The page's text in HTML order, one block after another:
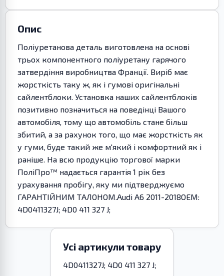
Опис
Поліуретанова деталь виготовлена на основі
трьох компонентного поліуретану гарячого
затвердіння виробництва Франції. Виріб має
жорсткість таку ж, як і гумові оригінальні
сайлентблоки. Установка наших сайлентблоків
позитивно позначиться на поведінці Вашого
автомобіля, тому що автомобіль стане більш
збитий, а за рахунок того, що має жорсткість як
у гуми, буде такий же м'який і комфортний як і
раніше. На всю продукцію торгової марки
ПоліПро™ надається гарантія 1 рік без
урахування пробігу, яку ми підтверджуємо
ГАРАНТІЙНИМ ТАЛОНОМ.Audi A6 2011-2018OEM:
4D0411327J; 4D0 411 327 J;
Усі артикули товару
4D0411327J; 4D0 411 327 J;